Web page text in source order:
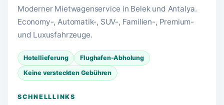
Moderner Mietwagenservice in Belek und Antalya.
Economy-, Automatik-, SUV-, Familien-, Premium-
und Luxusfahrzeuge.
Hotellieferung
Flughafen-Abholung
Keine versteckten Gebühren
SCHNELLLINKS